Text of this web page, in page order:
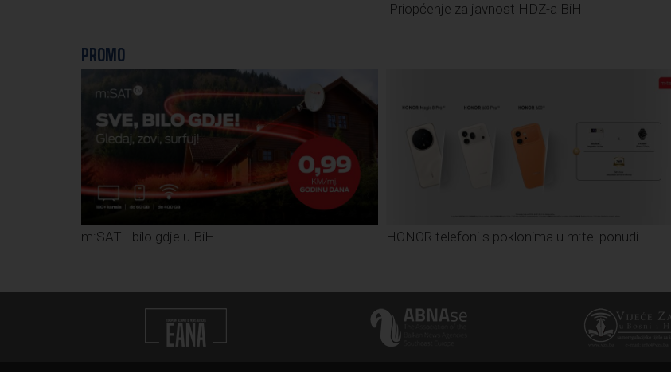
Priopćenje za javnost HDZ-a BiH
PROMO
m:SAT - bilo gdje u BiH HONOR telefoni s poklonima u m:tel ponudi